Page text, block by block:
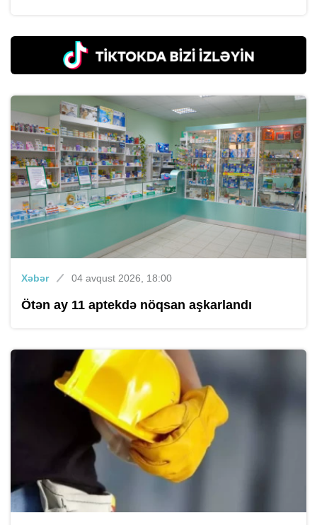
Xəbər 04 avqust 2026, 18:00
Ötən ay 11 aptekdə nöqsan aşkarlandı